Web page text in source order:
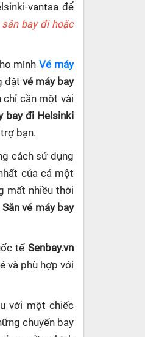
vantaa để
bay đi hoặc
mìnhVé máy
đặt vé máy bay
cần một vài
bay đi Helsinki
bạn.
cách sử dụng
của cả một
mất nhiều thời
Săn vé máy bay
tế Senbay.vn
và phù hợp với
với một chiếc
chuyến bay